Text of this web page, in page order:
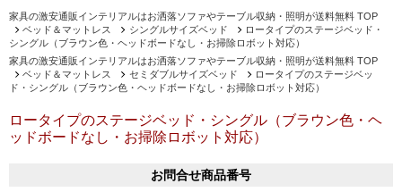
家具の激安通販インテリアルはお洒落ソファやテーブル収納・照明が送料無料 TOP
ベッド＆マットレス
シングルサイズベッド
ロータイプのステージベッド・
シングル（ブラウン色・ヘッドボードなし・お掃除ロボット対応）
家具の激安通販インテリアルはお洒落ソファやテーブル収納・照明が送料無料 TOP
ベッド＆マットレス
セミダブルサイズベッド
ロータイプのステージベッ
ド・シングル（ブラウン色・ヘッドボードなし・お掃除ロボット対応）
ロータイプのステージベッド・シングル（ブラウン色・ヘ
ッドボードなし・お掃除ロボット対応）
お問合せ商品番号